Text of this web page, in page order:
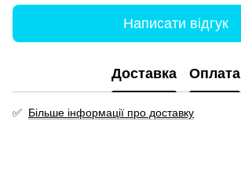
Написати відгук
Доставка Оплата
✅ Більше інформації про доставку